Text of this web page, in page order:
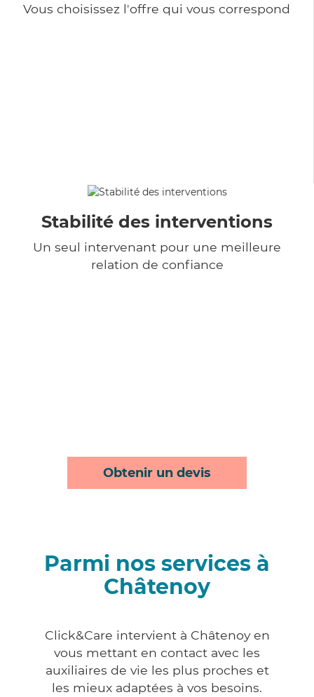
Vous choisissez l'offre qui vous correspond
Stabilité des interventions
Un seul intervenant pour une meilleure
relation de confiance
Obtenir un devis
Parmi nos services à
Châtenoy
Click&Care intervient à Châtenoy en
vous mettant en contact avec les
auxiliaires de vie les plus proches et
les mieux adaptées à vos besoins.